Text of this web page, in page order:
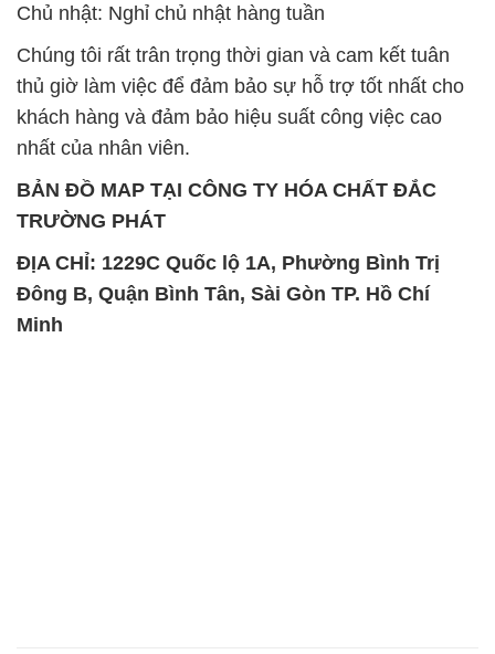
Chủ nhật: Nghỉ chủ nhật hàng tuần
Chúng tôi rất trân trọng thời gian và cam kết tuân
thủ giờ làm việc để đảm bảo sự hỗ trợ tốt nhất cho
khách hàng và đảm bảo hiệu suất công việc cao
nhất của nhân viên.
BẢN ĐỒ MAP TẠI CÔNG TY HÓA CHẤT ĐẮC
TRƯỜNG PHÁT
ĐỊA CHỈ: 1229C Quốc lộ 1A, Phường Bình Trị
Đông B, Quận Bình Tân, Sài Gòn TP. Hồ Chí
Minh